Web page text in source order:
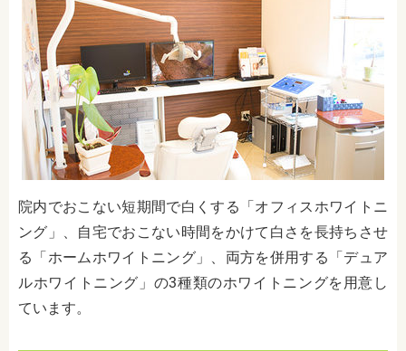
院内でおこない短期間で白くする「オフィスホワイトニ
ング」、自宅でおこない時間をかけて白さを長持ちさせ
る「ホームホワイトニング」、両方を併用する「デュア
ルホワイトニング」の3種類のホワイトニングを用意し
ています。